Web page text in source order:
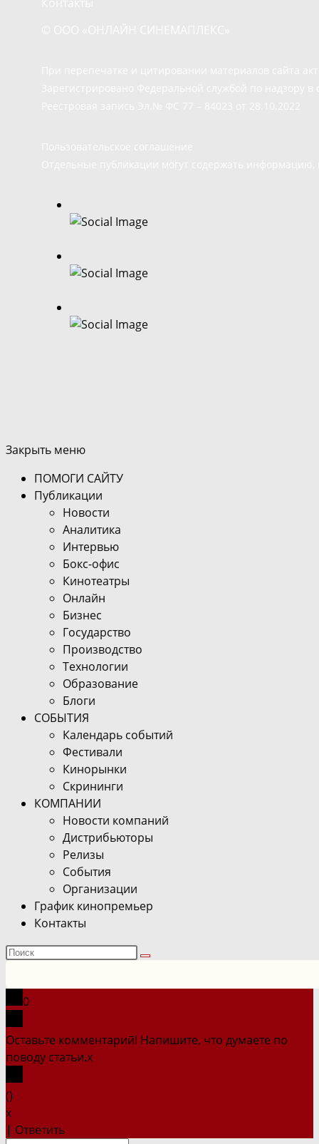
Закрыть меню
ПОМОГИ САЙТУ
Публикации
Новости
Аналитика
Интервью
Бокс-офис
Кинотеатры
Онлайн
Бизнес
Государство
Производство
Технологии
Образование
Блоги
СОБЫТИЯ
Календарь событий
Фестивали
Кинорынки
Скрининги
КОМПАНИИ
Новости компаний
Дистрибьюторы
Релизы
События
Организации
График кинопремьер
Контакты
Поиск
сайте
0
Оставьте комментарий! Напишите, что думаете по
поводу статьи.x
()
x
| Ответить